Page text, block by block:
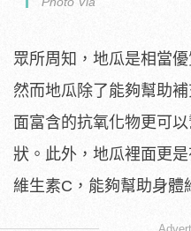
眾所周知，地瓜是相當
然而地瓜除了能夠幫助
面富含的抗氧化物更可
狀。此外，地瓜裡面更
維生素C，能夠幫助身體